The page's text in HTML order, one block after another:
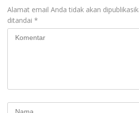
Alamat email Anda tidak akan
ditandai *